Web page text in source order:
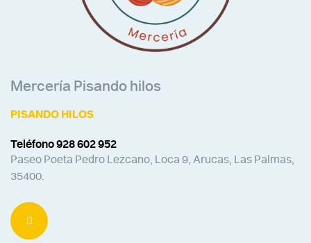
Mercería Pisando hilos
PISANDO HILOS
Teléfono 928 602 952
Paseo Poeta Pedro Lezcano, Loca 9, Arucas, Las Palmas,
35400.